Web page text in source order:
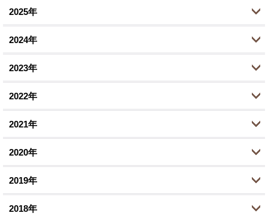
6月 (5)
5月 (1)
4月 (1)
2月 (1)
1月 (1)
2025年
8月 (2)
6月 (1)
2月 (1)
1月 (1)
2024年
10月 (1)
8月 (1)
7月 (1)
1月 (1)
2023年
9月 (1)
8月 (1)
6月 (1)
3月 (1)
2022年
10月 (2)
9月 (2)
8月 (1)
2021年
11月 (2)
9月 (3)
2020年
10月 (1)
2019年
2018年